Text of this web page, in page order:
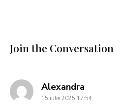
Join the Conversation
Alexandra
15 iulie 2025 17:54